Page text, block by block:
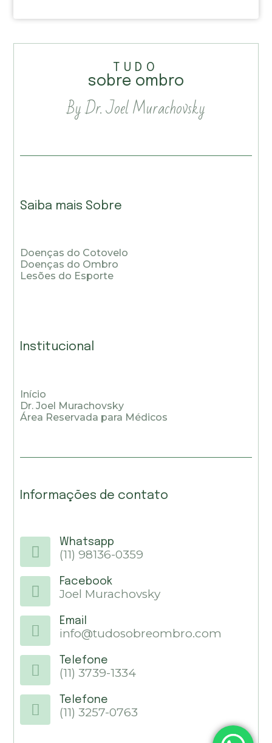
TUDO
sobre ombro
By Dr. Joel Murachovsky
Saiba mais Sobre
Doenças do Cotovelo
Doenças do Ombro
Lesões do Esporte
Institucional
Início
Dr. Joel Murachovsky
Área Reservada para Médicos
Informações de contato
Whatsapp
(11) 98136-0359
Facebook
Joel Murachovsky
Email
info@tudosobreombro.com
Telefone
(11) 3739-1334
Telefone
(11) 3257-0763